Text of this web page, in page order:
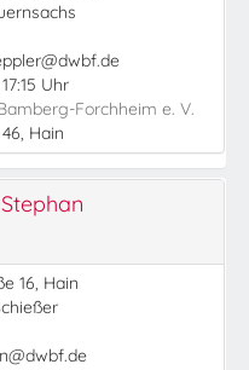
Uhr
Forchheim e. V.
Hain
16, Hain